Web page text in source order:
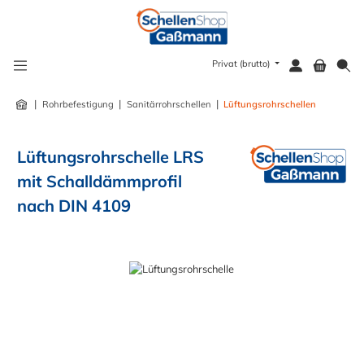
Privat (brutto)
| Rohrbefestigung | Sanitärrohrschellen | Lüftungsrohrschellen
Lüftungsrohrschelle LRS
mit Schalldämmprofil
nach DIN 4109
Bildergalerie überspringen